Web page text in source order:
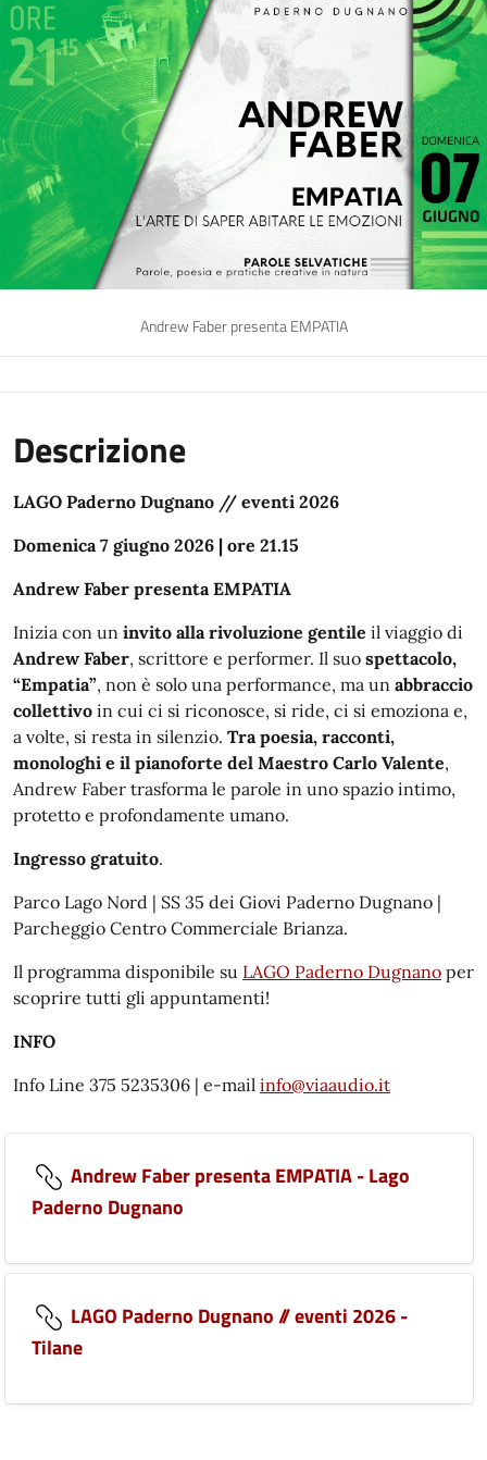
Andrew Faber presenta EMPATIA
Descrizione
LAGO Paderno Dugnano // eventi 2026
Domenica 7 giugno 2026 | ore 21.15
Andrew Faber presenta EMPATIA
Inizia con un invito alla rivoluzione gentile il viaggio di
Andrew Faber, scrittore e performer. Il suo spettacolo,
“Empatia”, non è solo una performance, ma un abbraccio
collettivo in cui ci si riconosce, si ride, ci si emoziona e,
a volte, si resta in silenzio. Tra poesia, racconti,
monologhi e il pianoforte del Maestro Carlo Valente,
Andrew Faber trasforma le parole in uno spazio intimo,
protetto e profondamente umano.
Ingresso gratuito.
Parco Lago Nord | SS 35 dei Giovi Paderno Dugnano |
Parcheggio Centro Commerciale Brianza.
Il programma disponibile su LAGO Paderno Dugnano per
scoprire tutti gli appuntamenti!
INFO
Info Line 375 5235306 | e-mail info@viaaudio.it
Andrew Faber presenta EMPATIA - Lago
Paderno Dugnano
LAGO Paderno Dugnano // eventi 2026 -
Tilane